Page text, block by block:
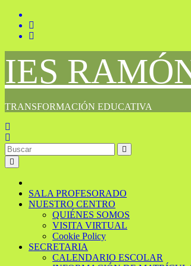
Saltar
contenido
IES
TRANSFORMACIÓN EDUCATIVA
SALA PROFESORADO
NUESTRO CENTRO
QUIÉNES SOMOS
VISITA VIRTUAL
Cookie Policy
SECRETARIA
CALENDARIO ESCOLAR